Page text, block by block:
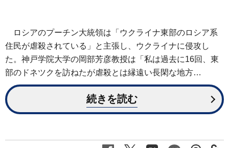
ロシアのプーチン大統領は「ウクライナ東部のロシア系
住民が虐殺されている」と主張し、ウクライナに侵攻し
た。神戸学院大学の岡部芳彦教授は「私は過去に16回、東
部のドネツクを訪ねたが虐殺とは縁遠い長閑な地方…
続きを読む